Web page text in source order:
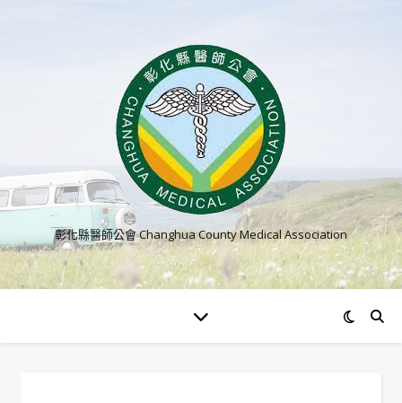
彰化縣醫師公會 Changhua County Medical Association